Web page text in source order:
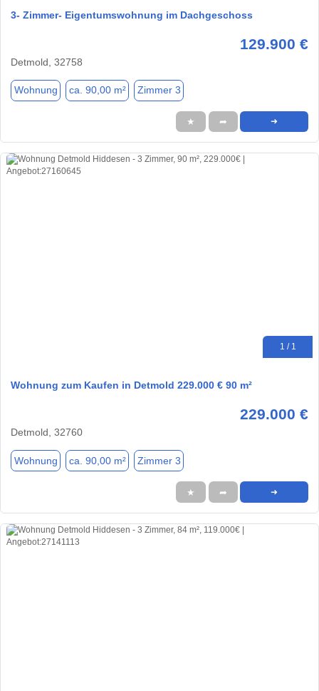
3- Zimmer- Eigentumswohnung im Dachgeschoss
129.900 €
Detmold, 32758
Wohnung ca. 90,00 m² Zimmer 3
★ ➦ ➜
1 / 1
Wohnung zum Kaufen in Detmold 229.000 € 90 m²
229.000 €
Detmold, 32760
Wohnung ca. 90,00 m² Zimmer 3
★ ➦ ➜